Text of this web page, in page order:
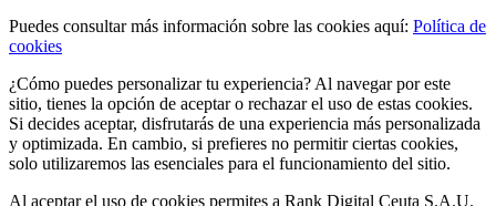
Puedes consultar más información sobre las cookies aquí: Política de
cookies
¿Cómo puedes personalizar tu experiencia? Al navegar por este
sitio, tienes la opción de aceptar o rechazar el uso de estas cookies.
Si decides aceptar, disfrutarás de una experiencia más personalizada
y optimizada. En cambio, si prefieres no permitir ciertas cookies,
solo utilizaremos las esenciales para el funcionamiento del sitio.
Al aceptar el uso de cookies permites a Rank Digital Ceuta S.A.U.